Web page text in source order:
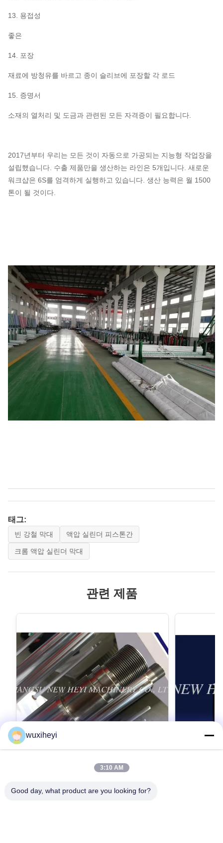
13. 용접성
좋은
14. 포장
재료에 방청유를 바르고 종이 슬리브에 포장할 각 로드
15. 증명서
소재의 열처리 및 도금과 관련된 모든 자격증이 필요합니다.
2017년부터 우리는 모든 것이 자동으로 가공되는 지능형 작업장을
설립했습니다. 수출 제품만을 생산하는 라인은 5개입니다. 새로운
워크샵은 6S를 엄격하게 실행하고 있습니다. 생산 능력은 월 1500
톤이 될 것이다.
태그:
빈 강철 막대 액압 실린더 피스톤간
크롬 액압 실린더 막대
관련 제품
스톤간 크롬 도금
wuxiheyi
3:10 AM
Good day, what product are you looking for?